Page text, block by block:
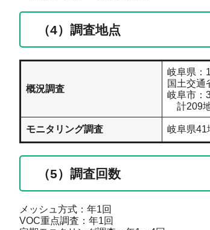
（4）調査地点
概況調査
岐阜県：
国土交通
岐阜市：
計209
モニタリング調査 岐阜県41
（5）調査回数
メッシュ方式：年1回
VOC重点調査：年1回